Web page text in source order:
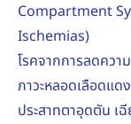
Compartment
Ischemias)
โรคจากการลดคว
ภาวะหลอดเลือดแ
ประสาทตาอุดตัน